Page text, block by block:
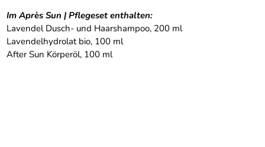
Im Après Sun | Pflegeset enthalten:
Lavendel Dusch- und Haarshampoo, 200 ml
Lavendelhydrolat bio, 100 ml
After Sun Körperöl, 100 ml